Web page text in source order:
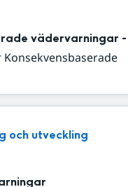
vädervarningar -
Konsekvensbaserade
och utveckling